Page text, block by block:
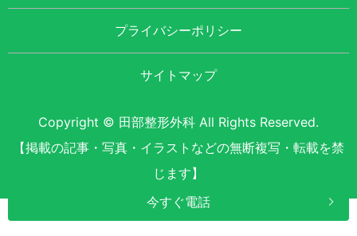
今すぐ電話
プライバシーポリシー
サイトマップ
Copyright © 田部整形外科 All Rights Reserved.
【掲載の記事・写真・イラストなどの無断複写・転載を禁
じます】